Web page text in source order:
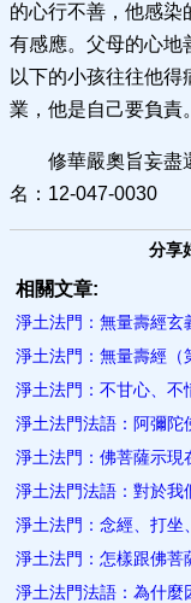
的心行不善，他感染
有感應。父母的心地
以下的小孩往往他得
業，他是自己要負責。
修華嚴奧旨妄盡
名：12-047-0030
分享
相關文章:
淨土法門：無量壽經玄
淨土法門：無量壽經（
淨土法門：不甘心、不
淨土法門法語：阿彌陀
淨土法門：佛菩薩示現
淨土法門法語：對於我
淨土法門：念經、打坐
淨土法門：怎樣跟佛菩
淨土法門法語：為什麼